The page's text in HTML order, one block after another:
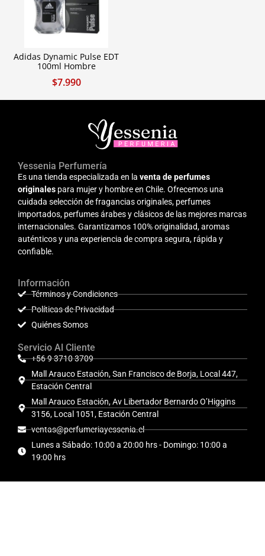
Adidas Dynamic Pulse EDT
100ml Hombre
$7.990
Yessenia Perfumería
Es una tienda especializada en la venta de perfumes
originales para mujer y hombre en Chile. Ofrecemos una
cuidada selección de fragancias originales, perfumes
importados, perfumes árabes y clásicos de las mejores marcas
internacionales. Garantizamos 100% originalidad, aromas
auténticos y una experiencia de compra segura, rápida y
confiable.
Información
Términos y Condiciones
Políticas de Privacidad
Quiénes Somos
Servicio Al Cliente
+56 9 3710 3709
Mall Arauco Estación, San Francisco de Borja, Local 447,
Estación Central
Mall Arauco Estación, Av Libertador Bernardo O’Higgins
3156, Local 1051, Estación Central
ventas@perfumeriayessenia.cl
Lunes a Sábado: 10:00 a 20:00 hrs - Domingo: 10:00 a
19:00 hrs